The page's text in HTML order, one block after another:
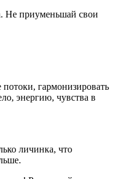
приуменьшай свои
гармонизировать
энергию, чувства в
личинка, что